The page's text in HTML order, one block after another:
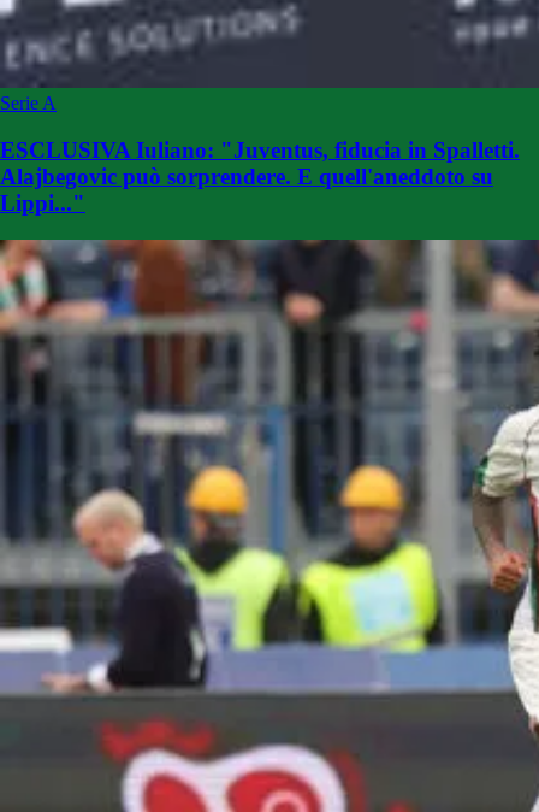
Serie A
ESCLUSIVA Iuliano: "Juventus, fiducia in Spalletti.
Alajbegovic può sorprendere. E quell'aneddoto su
Lippi..."